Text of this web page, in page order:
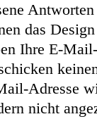
das
Ihre E-
Adresse
nicht